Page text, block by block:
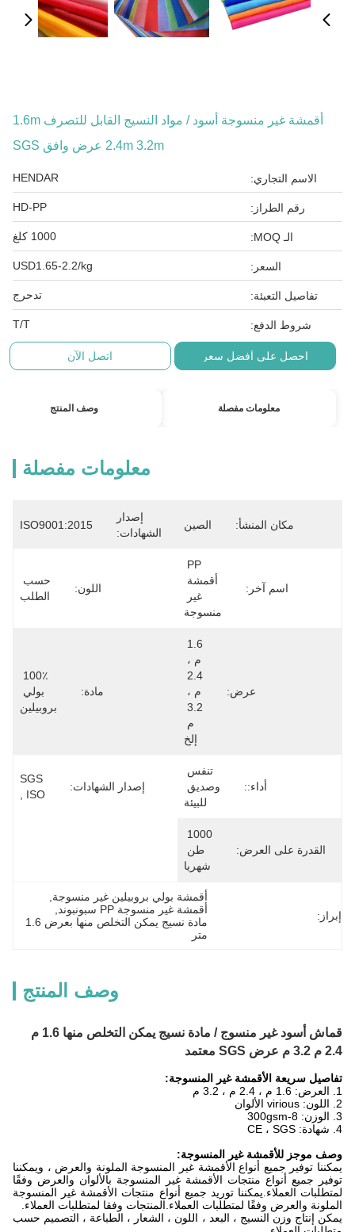
أقمشة غير منسوجة أسود / مواد النسيج القابل للتصرف 1.6m
2.4m 3.2m عرض وافق SGS
الاسم التجاري: HENDAR
رقم الطراز: HD-PP
الـ MOQ: 1000 كلغ
السعر: USD1.65-2.2/kg
تفاصيل التعبئة: تدحرج
شروط الدفع: T/T
احصل على أفضل سعر اتصل الآن
معلومات مفصلة وصف المنتج
معلومات مفصلة
مكان المنشأ: الصين
إصدار
الشهادات:
ISO9001:2015
اسم آخر:
منسوجة
اللون:
الطلب
عرض:
إلخ
مادة:
بروبيلين
أداء::
للبيئة
إصدار الشهادات:
SGS
, ISO
القدرة على العرض:
شهريا
إبراز:
أقمشة بولي بروبيلين غير منسوجة
أقمشة غير منسوجة PP سبونبوند
متر
وصف المنتج
قماش أسود غير منسوج / مادة نسيج يمكن التخلص منها 1.6 م
2.4 م 3.2 م عرض SGS معتمد
تفاصيل سريعة الأقمشة غير المنسوجة:
1. العرض: 1.6 م ، 2.4 م ، 3.2 م
2. اللون: virious الألوان
3. الوزن: 8-300gsm
4. شهادة: CE ، SGS
وصف موجز للأقمشة غير المنسوجة:
يمكننا توفير جميع أنواع الأقمشة غير المنسوجة الملونة والعرض ، ويمكننا
توفير جميع أنواع منتجات الأقمشة غير المنسوجة بالألوان والعرض وفقًا
لمتطلبات العملاء.يمكننا توريد جميع أنواع منتجات الأقمشة غير المنسوجة
الملونة والعرض وفقًا لمتطلبات العملاء.المنتجات وفقا لمتطلبات العملاء.
يمكن إنتاج وزن النسيج ، البعد ، اللون ، الشعار ، الطباعة ، التصميم حسب